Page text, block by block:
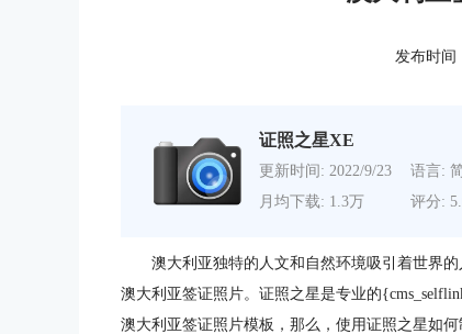
发布时间
证照之星XE
更新时间: 2022/9/23 语言:
月均下载: 1.3万
评分:
澳大利亚独特的人文和自然环境吸引着世界
澳大利亚签证照片。证照之星是专业的
澳大利亚签证照片模板，那么，使用证照之星如